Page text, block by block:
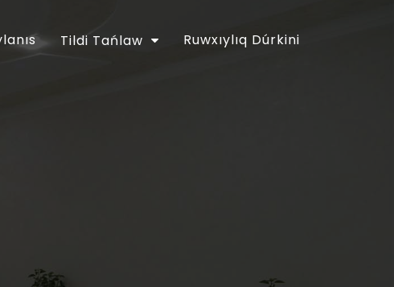
Tildi Tańlaw Ruwxıylıq Dúrkini